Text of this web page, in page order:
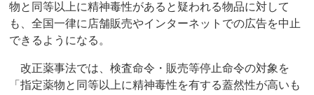
物と同等以上に精神毒性があると疑われる物品に対して
も、全国一律に店舗販売やインターネットでの広告を中止
できるようになる。
改正薬事法では、検査命令・販売等停止命令の対象を
「指定薬物と同等以上に精神毒性を有する蓋然性が高いも